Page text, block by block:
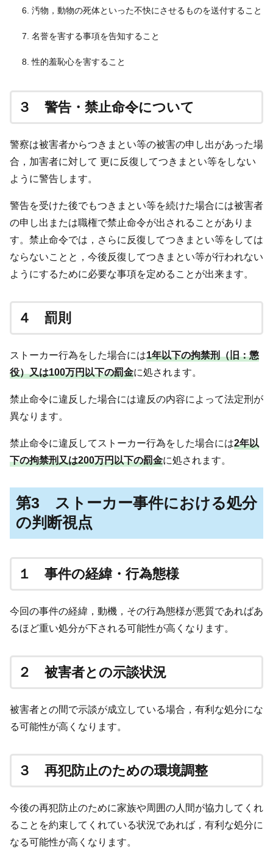
汚物，動物の死体といった不快にさせるものを送付すること
名誉を害する事項を告知すること
性的羞恥心を害すること
３ 警告・禁止命令について
警察は被害者からつきまとい等の被害の申し出があった場
合，加害者に対して 更に反復してつきまとい等をしない
ように警告します。
警告を受けた後でもつきまとい等を続けた場合には被害者
の申し出または職権で禁止命令が出されることがありま
す。禁止命令では，さらに反復してつきまとい等をしては
ならないことと，今後反復してつきまとい等が行われない
ようにするために必要な事項を定めることが出来ます。
４ 罰則
ストーカー行為をした場合には1年以下の拘禁刑（旧：懲
役）又は100万円以下の罰金に処されます。
禁止命令に違反した場合には違反の内容によって法定刑が
異なります。
禁止命令に違反してストーカー行為をした場合には2年以
下の拘禁刑又は200万円以下の罰金に処されます。
第3 ストーカー事件における処分
の判断視点
１ 事件の経緯・行為態様
今回の事件の経緯，動機，その行為態様が悪質であればあ
るほど重い処分が下される可能性が高くなります。
２ 被害者との示談状況
被害者との間で示談が成立している場合，有利な処分にな
る可能性が高くなります。
３ 再犯防止のための環境調整
今後の再犯防止のために家族や周囲の人間が協力してくれ
ることを約束してくれている状況であれば，有利な処分に
なる可能性が高くなります。